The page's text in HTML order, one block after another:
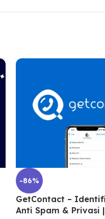
-86%
GetContact –
Anti Spam & Privasi |